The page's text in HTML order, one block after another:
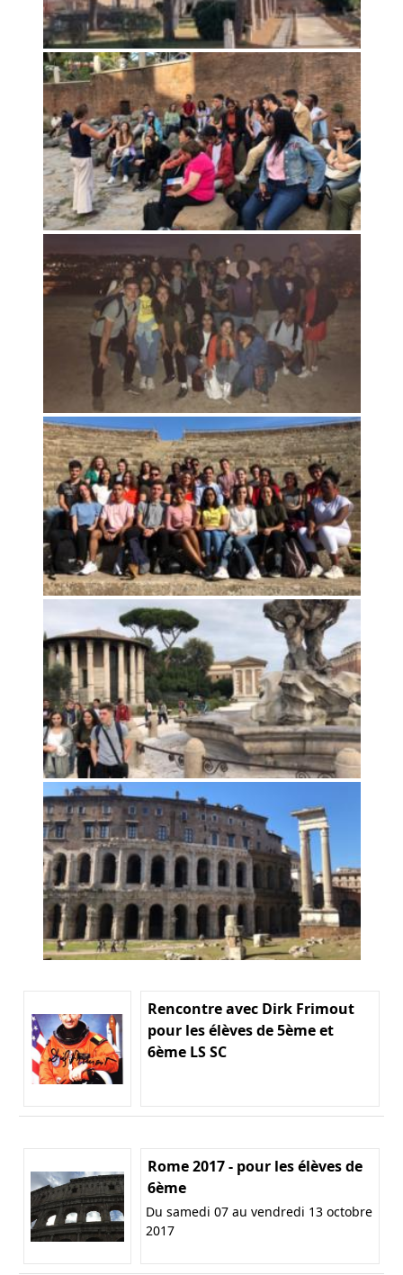
Rencontre avec Dirk Frimout
pour les élèves de 5ème et
6ème LS SC
Rome 2017 - pour les élèves de
6ème
Du samedi 07 au vendredi 13 octobre
2017